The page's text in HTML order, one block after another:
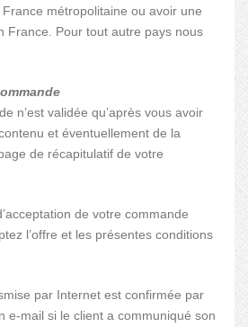
métropolitaine ou avoir une
France. Pour tout autre pays nous
n’est validée qu’après vous avoir
et éventuellement de la
de récapitulatif de votre
de votre commande
l’offre et les présentes conditions
par Internet est confirmée par
e-mail si le client a communiqué son